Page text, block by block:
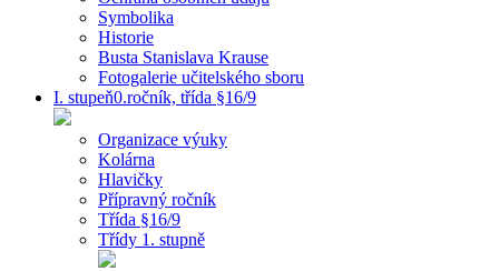
Symbolika
Historie
Busta Stanislava Krause
Fotogalerie učitelského sboru
I. stupeň0.ročník, třída §16/9
Organizace výuky
Kolárna
Hlavičky
Přípravný ročník
Třída §16/9
Třídy 1. stupně